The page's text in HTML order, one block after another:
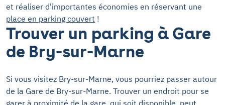
et réaliser d'importantes économies en réservant une
place en parking couvert !
Trouver un parking à Gare
de Bry-sur-Marne
Si vous visitez Bry-sur-Marne, vous pourriez passer autour
de la Gare de Bry-sur-Marne. Trouver un endroit pour se
garer à proximité de la gare, qui soit disponible, peut